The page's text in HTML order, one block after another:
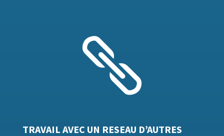

TRAVAIL AVEC UN RESEAU D’AUTRES